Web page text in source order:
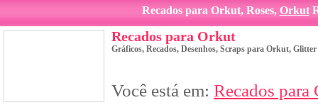
Recados para Orkut, Roses, Orkut
Recados para Orkut
Gráficos, Recados, Desenhos, Scraps para Orkut,
Você está em: Recados para